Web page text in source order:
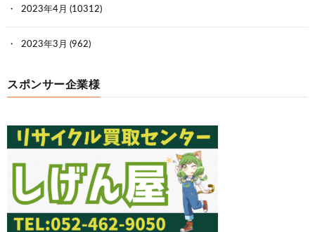
2023年4月 (10312)
2023年3月 (962)
スポンサー企業様